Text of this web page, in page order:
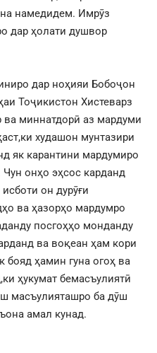
намедидем. Имрӯз
дар ҳолати душвор
дар ноҳияи Бобоҷон
Тоҷикистон Хистеварз
миннатдорӣ аз мардуми
худашон мунтазири
як карантини мардумиро
онҳо эҳсос карданд
он дурӯғи
ва ҳазорҳо мардумро
посгоҳҳо монданду
ва воқеан ҳам кори
бояд ҳамин гуна огоҳ ва
ҳукумат бемасъулиятӣ
масъулияташро ба дӯш
амал кунад.